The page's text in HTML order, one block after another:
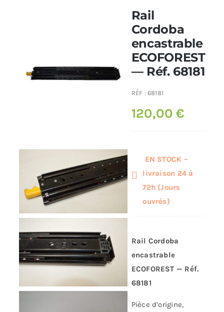
Rail
Cordoba
encastrable
ECOFOREST
— Réf. 68181
RÉF :68181
120,00€
EN STOCK –
livraison 24 à
72h (Jours
ouvrés)
Rail Cordoba
encastrable
ECOFOREST — Réf.
68181
Pièce d’origine,